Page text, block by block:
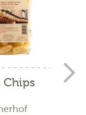
Chips